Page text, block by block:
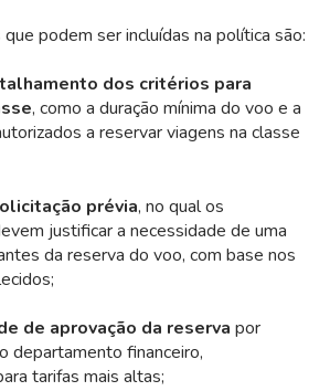
podem ser incluídas na política são:
dos critérios para
, como a duração mínima do voo e a
a reservar viagens na classe
prévia, no qual os
justificar a necessidade de uma
da reserva do voo, com base nos
de aprovação da reserva por
departamento financeiro,
tarifas mais altas;